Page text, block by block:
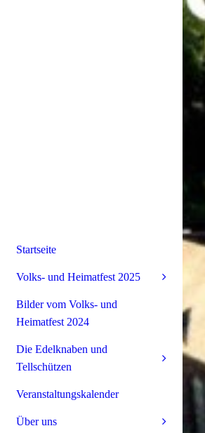
Startseite
Volks- und Heimatfest 2025
Bilder vom Volks- und
Heimatfest 2024
Die Edelknaben und
Tellschützen
Veranstaltungskalender
Über uns